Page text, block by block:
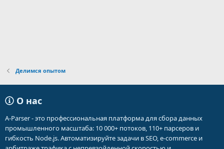
Делимся опытом
О нас
A-Parser - это профессиональная платформа для сбора данных
промышленного масштаба: 10 000+ потоков, 110+ парсеров и
гибкость Node.js. Автоматизируйте задачи в SEO, e-commerce и